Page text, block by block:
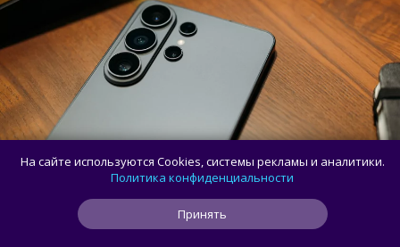
Если взять десяток современных флагманов и
На сайте используются Cookies, системы рекламы и аналитики.
Политика конфиденциальности
Принять